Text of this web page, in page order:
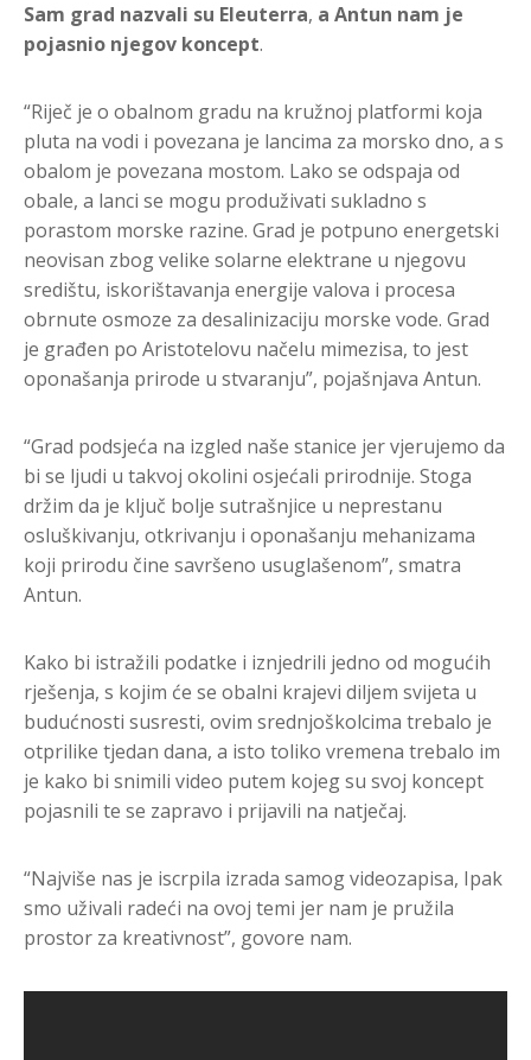
Sam grad nazvali su Eleuterra, a Antun nam je
pojasnio njegov koncept.
“Riječ je o obalnom gradu na kružnoj platformi koja
pluta na vodi i povezana je lancima za morsko dno, a s
obalom je povezana mostom. Lako se odspaja od
obale, a lanci se mogu produživati sukladno s
porastom morske razine. Grad je potpuno energetski
neovisan zbog velike solarne elektrane u njegovu
središtu, iskorištavanja energije valova i procesa
obrnute osmoze za desalinizaciju morske vode. Grad
je građen po Aristotelovu načelu mimezisa, to jest
oponašanja prirode u stvaranju”, pojašnjava Antun.
“Grad podsjeća na izgled naše stanice jer vjerujemo da
bi se ljudi u takvoj okolini osjećali prirodnije. Stoga
držim da je ključ bolje sutrašnjice u neprestanu
osluškivanju, otkrivanju i oponašanju mehanizama
koji prirodu čine savršeno usuglašenom”, smatra
Antun.
Kako bi istražili podatke i iznjedrili jedno od mogućih
rješenja, s kojim će se obalni krajevi diljem svijeta u
budućnosti susresti, ovim srednjoškolcima trebalo je
otprilike tjedan dana, a isto toliko vremena trebalo im
je kako bi snimili video putem kojeg su svoj koncept
pojasnili te se zapravo i prijavili na natječaj.
“Najviše nas je iscrpila izrada samog videozapisa, Ipak
smo uživali radeći na ovoj temi jer nam je pružila
prostor za kreativnost”, govore nam.